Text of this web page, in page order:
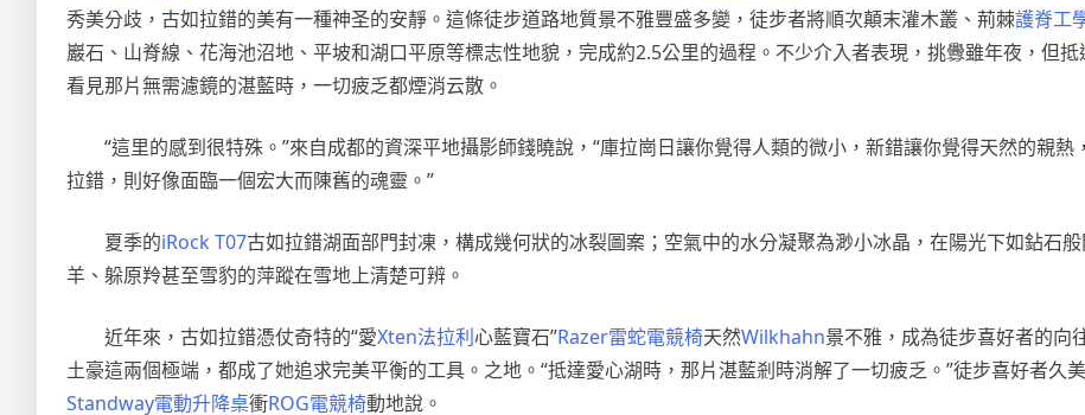
秀美分歧，古如拉錯的美有一種神圣的安靜。這條徒步道路地質景不雅豐盛多變，徒步者將順次顛末灌木叢、荊棘護脊工
巖石、山脊線、花海池沼地、平坡和湖口平原等標志性地貌，完成約2.5公里的過程。不少介入者表現，挑釁雖年夜，但抵
看見那片無需濾鏡的湛藍時，一切疲乏都煙消云散。
“這里的感到很特殊。”來自成都的資深平地攝影師錢曉說，“庫拉崗日讓你覺得人類的微小，新錯讓你覺得天然的親熱
拉錯，則好像面臨一個宏大而陳舊的魂靈。”
夏季的iRock T07古如拉錯湖面部門封凍，構成幾何狀的冰裂圖案；空氣中的水分凝聚為渺小冰晶，在陽光下如鉆石
羊、躲原羚甚至雪豹的萍蹤在雪地上清楚可辨。
近年來，古如拉錯憑仗奇特的“愛Xten法拉利心藍寶石”Razer雷蛇電競椅天然Wilkhahn景不雅，成為徒步喜好者的向
土豪這兩個極端，都成了她追求完美平衡的工具。之地。“抵達愛心湖時，那片湛藍剎時消解了一切疲乏。”徒步喜好者久
Standway電動升降桌衝ROG電競椅動地說。